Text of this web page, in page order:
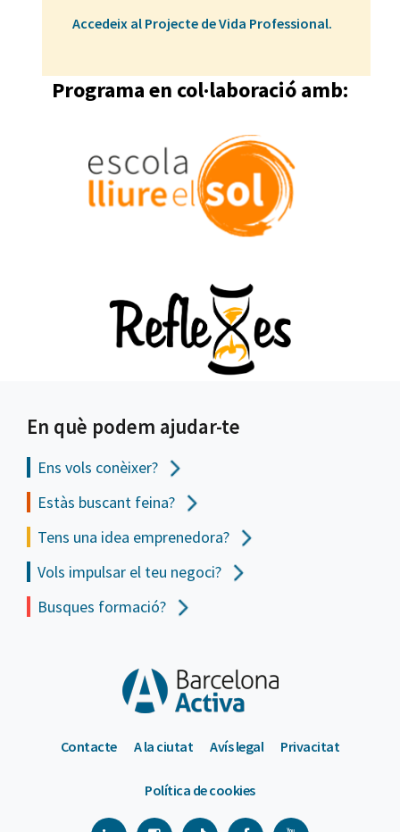
Accedeix al Projecte de Vida Professional.
Programa en col·laboració amb:
En què podem ajudar-te
Ens vols conèixer?
Estàs buscant feina?
Tens una idea emprenedora?
Vols impulsar el teu negoci?
Busques formació?
Contacte A la ciutat Avís legal Privacitat
Política de cookies